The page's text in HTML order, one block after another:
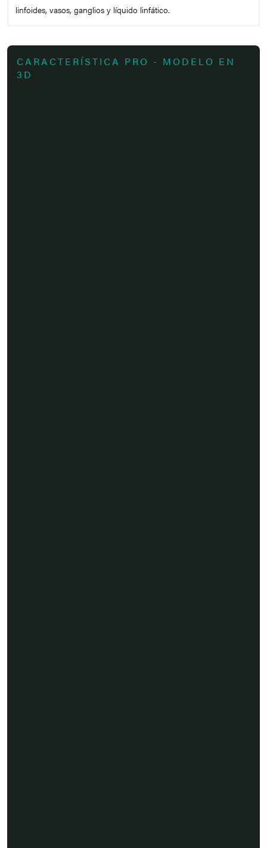
linfoides, vasos, ganglios y líquido linfático.
CARACTERÍSTICA PRO - MODELO EN
3D